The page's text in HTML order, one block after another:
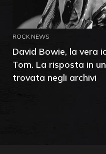
ROCK NEWS
David Bowie, la vera
Tom. La risposta in
trovata negli archivi